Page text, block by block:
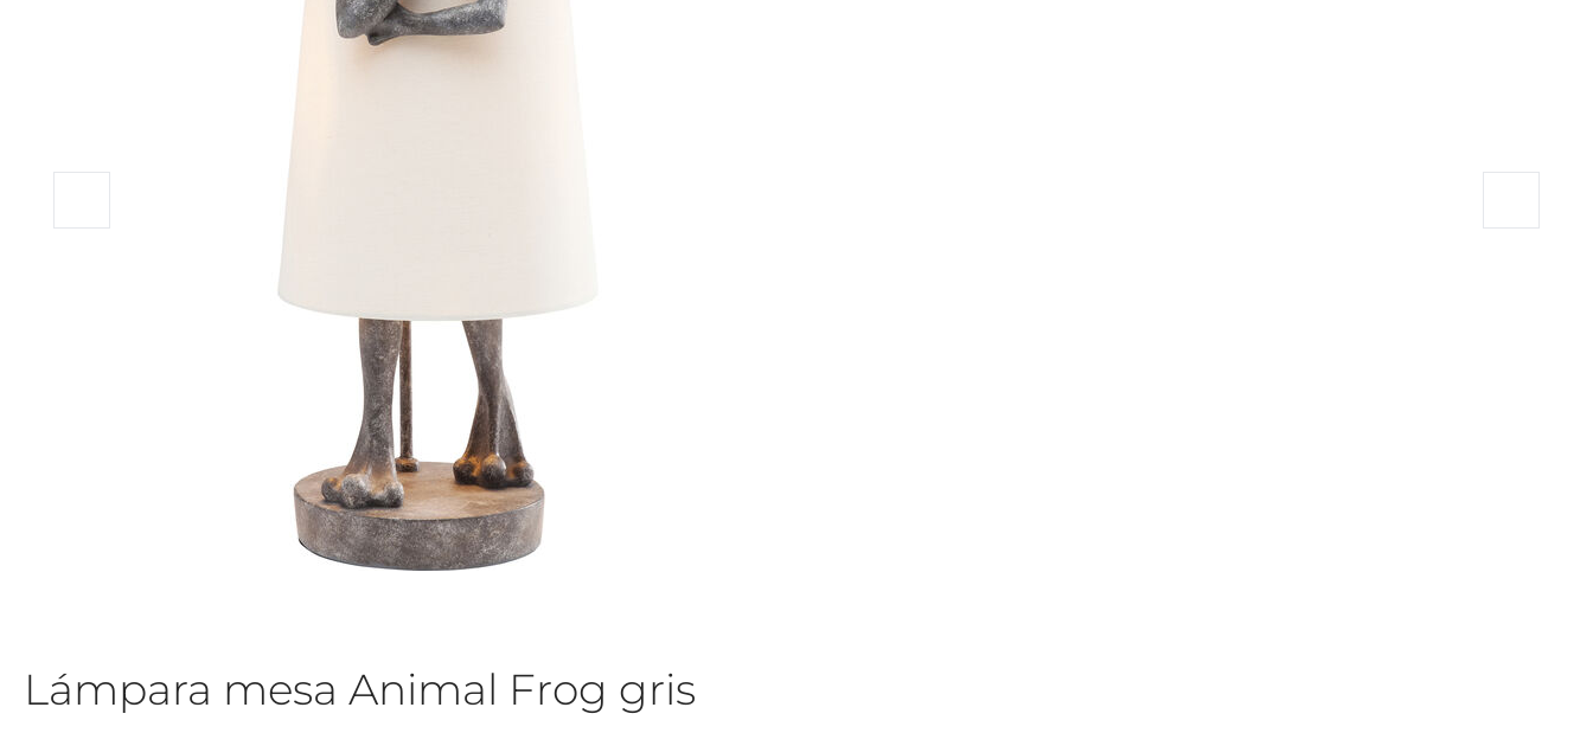
Lámpara mesa Animal Frog gris